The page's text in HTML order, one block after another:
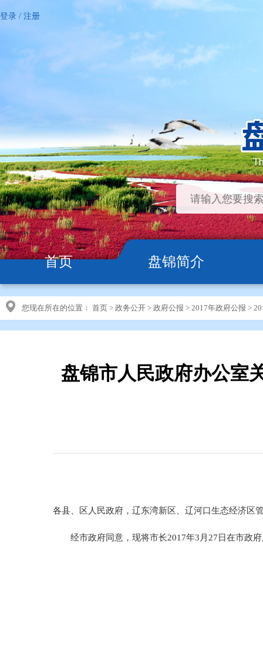
登录 / 注册
首页 盘锦简介
您现在所在的位置： 首页 > 政务公开 > 政府公报 > 2017年政府公报 >
盘锦市人民政府办公室
各县、区人民政府，辽东湾新区、辽河口生态经济区
经市政府同意，现将市长2017年3月27日在市政府